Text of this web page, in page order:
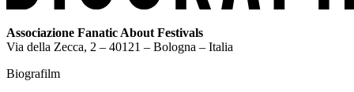
Associazione Fanatic About Festivals
Via della Zecca, 2 – 40121 – Bologna – Italia
Biografilm